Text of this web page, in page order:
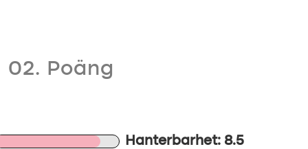
02. Poäng
Hanterbarhet: 8.5